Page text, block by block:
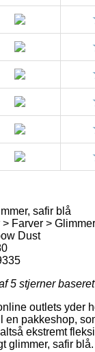
safir blå
> Farver >
Dust
5 stjerner
outlets yder
en pakkeshop,
ekstremt
glimmer, safir blå.